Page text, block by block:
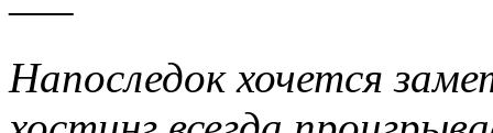
—–
Напоследок хочется